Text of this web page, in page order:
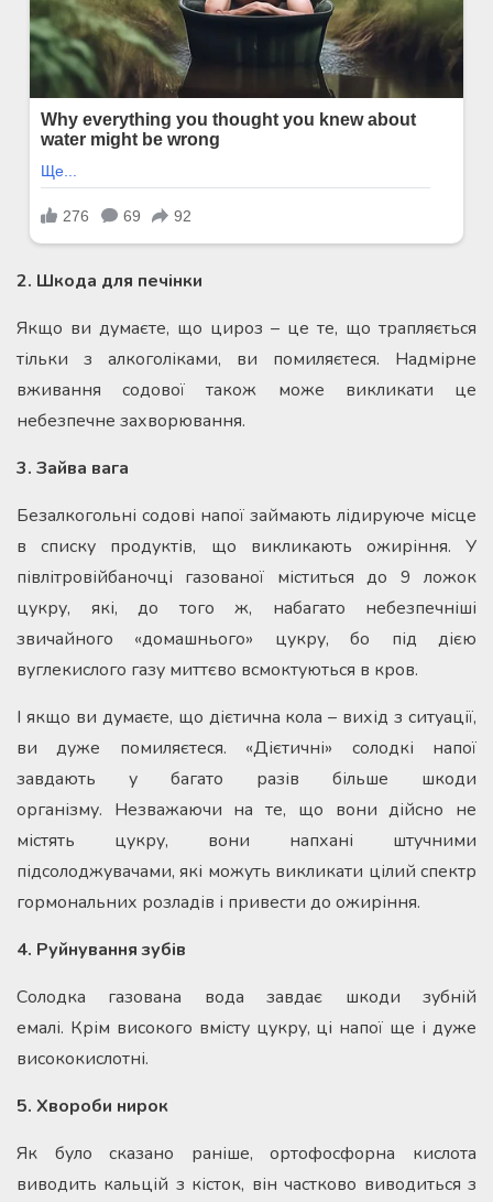
2. Шкода для печінки
Якщо ви думаєте, що цироз – це те, що трапляється
тільки з алкоголіками, ви помиляєтеся. Надмірне
вживання содової також може викликати це
небезпечне захворювання.
3. Зайва вага
Безалкогольні содові напої займають лідируюче місце
в списку продуктів, що викликають ожиріння. У
півлітровійбаночці газованої міститься до 9 ложок
цукру, які, до того ж, набагато небезпечніші
звичайного «домашнього» цукру, бо під дією
вуглекислого газу миттєво всмоктуються в кров.
І якщо ви думаєте, що дієтична кола – вихід з ситуації,
ви дуже помиляєтеся. «Дієтичні» солодкі напої
завдають у багато разів більше шкоди
організму. Незважаючи на те, що вони дійсно не
містять цукру, вони напхані штучними
підсолоджувачами, які можуть викликати цілий спектр
гормональних розладів і привести до ожиріння.
4. Руйнування зубів
Солодка газована вода завдає шкоди зубній
емалі. Крім високого вмісту цукру, ці напої ще і дуже
висококислотні.
5. Хвороби нирок
Як було сказано раніше, ортофосфорна кислота
виводить кальцій з кісток, він частково виводиться з